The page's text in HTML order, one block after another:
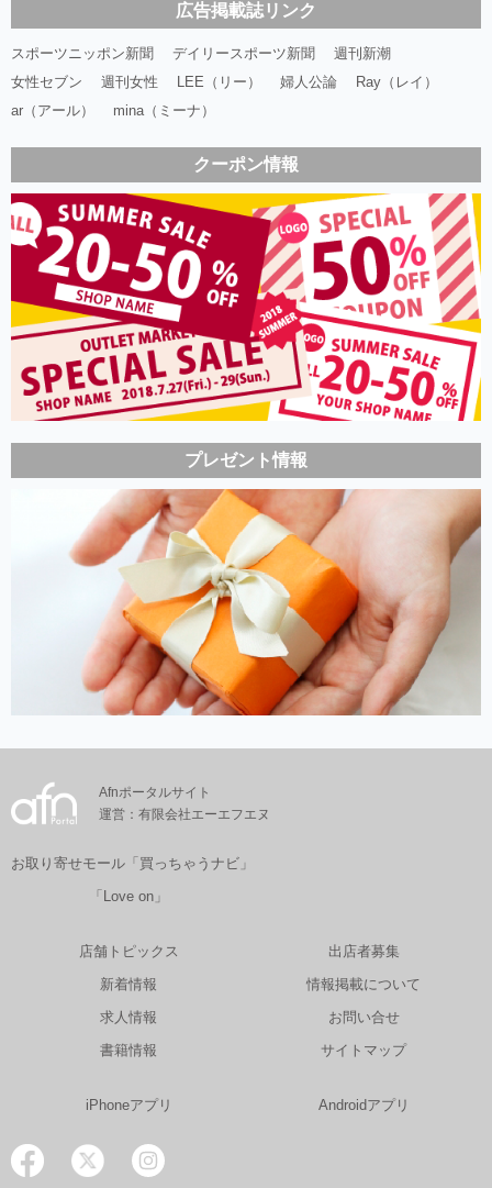
広告掲載誌リンク
スポーツニッポン新聞 デイリースポーツ新聞
週刊新潮
女性セブン
週刊女性 LEE（リー） 婦人公論
Ray（レイ）
ar（アール）
mina（ミーナ）
クーポン情報
プレゼント情報
Afnポータルサイト
運営：有限会社エーエフエヌ
お取り寄せモール「買っちゃうナビ」
「Love on」
店舗トピックス
新着情報
求人情報
書籍情報
出店者募集
情報掲載について
お問い合せ
サイトマップ
iPhoneアプリ Androidアプリ